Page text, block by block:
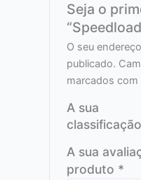
Seja o
O seu
publicado.
marcados com
A sua
classificação
A sua
produto *